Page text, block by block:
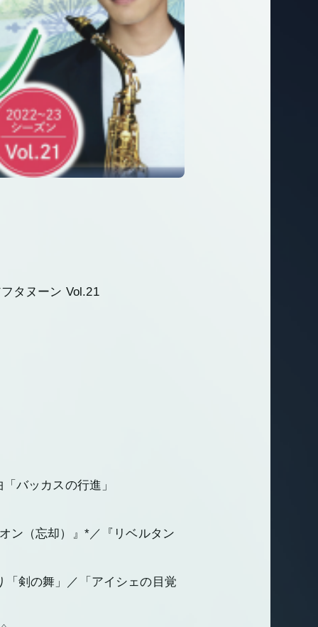
タヌーン Vol.21
バッカスの行進」
ン（忘却）』*／『リベルタン
剣の舞」／「アイシェの目覚